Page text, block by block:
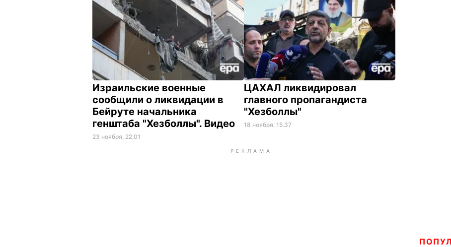
Израильские военные
сообщили о ликвидации в
Бейруте начальника
генштаба "Хезболлы". Видео
23 ноября, 22.01
ЦАХАЛ ликвидировал
главного пропагандиста
"Хезболлы"
18 ноября, 15.37
РЕКЛАМА